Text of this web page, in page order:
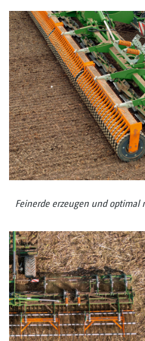
Feinerde erzeugen und optimal